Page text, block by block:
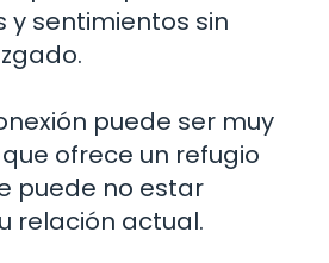
y sentimientos sin
puede ser muy
ofrece un refugio
puede no estar
relación actual.